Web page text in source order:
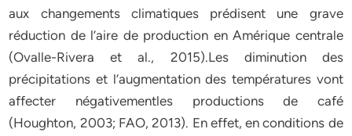
aux changements climatiques prédisent une grave
réduction de l’aire de production en Amérique centrale
(Ovalle-Rivera et al., 2015).Les diminution des
précipitations et l’augmentation des températures vont
affecter négativementles productions de café
(Houghton, 2003; FAO, 2013). En effet, en conditions de